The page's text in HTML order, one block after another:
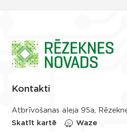
Kontakti
Atbrīvošanas aleja 95a,
Skatīt kartē
Waze